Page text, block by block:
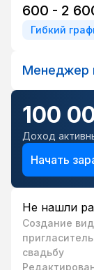
600 - 2
Гибкий
Менеджер
100
Доход
Начать
Не нашли
Создание
свадьбу